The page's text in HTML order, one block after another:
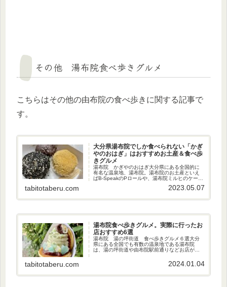
その他 湯布院食べ歩きグルメ
こちらはその他の由布院の食べ歩きに関する記事で
す。
大分県湯布院でしか食べられない「かぎ
やのおはぎ」はおすすめお土産＆食べ歩
きグルメ
湯布院 かぎやのおはぎ大分県にある全国的に
有名な温泉地、湯布院。湯布院のお土産といえ
ばB-SpeakのPロールや、湯布院ミルヒのケーゼ
美味しいものが盛りだくさん。湯の坪街道とい
tabitotaberu.com 2023.05.07
湯布院食べ歩きグルメ。実際に行ったお
店おすすめ6選
湯布院 湯の坪街道 食べ歩きグルメ６選大分
県にある全国でも有数の温泉地である湯布院
は、湯の坪街道や由布院駅前通りなどお店がた
中でも私が立ち寄った6軒の素敵なお店をご紹介
します！鞠智（くくち）の「どら...
tabitotaberu.com 2024.01.04